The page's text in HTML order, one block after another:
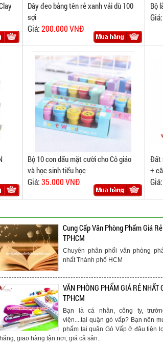
Dây đeo bảng tên rẻ xanh vải dù 100
sợi
Giá:200.000 VNĐ
Bộ
Giá:
Bộ 10 con dấu mặt cười cho Cô giáo
và học sinh tiểu học
Giá:35.000 VNĐ
Đất
+
Giá:
Cung Cấp Văn Phòng Phẩm Giá
TPHCM
Chuyên phân phối văn phòng
nhất Thành phố HCM
VĂN PHÒNG PHẨM GIÁ RẺ NHẤT
TPHCM
Bạn là cá nhân, công ty,
viện....tại quận gò vấp? Bạn nên
phẩm tại quận Gò Vấp ở đâu tiện
giao hàng tận nơi, giá cả sản..